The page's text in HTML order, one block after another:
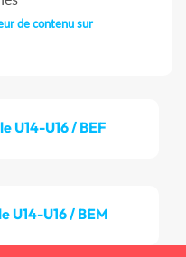
de contenu sur
U14-U16 / BEF
U14-U16 / BEM